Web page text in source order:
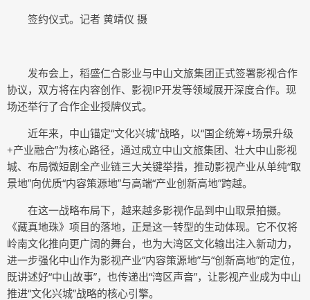
签约仪式。记者 黄靖仪 摄
发布会上，稻盛仁合影业与中山文旅集团正式签署影视合作
协议，双方将在内容创作、影视IP开发等领域展开深度合作。现
场还举行了合作企业授牌仪式。
近年来，中山锚定“文化兴城”战略，以“国企统筹+场景升级
+产业融合”为核心路径，通过成立中山文旅集团、壮大中山影视
城、布局微短剧全产业链三大关键举措，推动影视产业从单纯“取
景地”向优质“内容策源地”与高端“产业创新高地”跨越。
在这一战略布局下，越来越多影视作品到中山取景拍摄。
《藏真地珠》项目的落地，正是这一转型的生动体现。它不仅将
岭南文化推向更广阔的舞台，也为大湾区文化输出注入新动力，
进一步强化中山作为影视产业“内容策源地”与“创新高地”的定位，
既讲述好“中山故事”，也传递出“湾区声音”，让影视产业成为中山
推进“文化兴城”战略的核心引擎。